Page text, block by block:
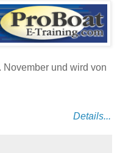
und wird von
Details...